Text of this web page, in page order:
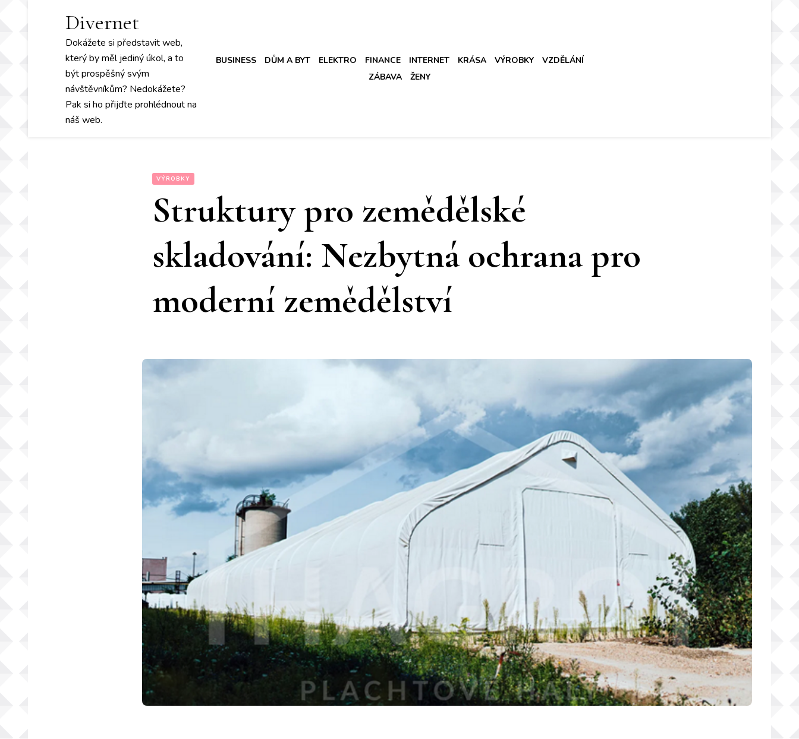
Divernet
Dokážete si představit web,
který by měl jediný úkol, a to
být prospěšný svým
návštěvníkům? Nedokážete?
Pak si ho přijďte prohlédnout na
náš web.
BUSINESS DŮM A BYT ELEKTRO FINANCE INTERNET KRÁSA VÝROBKY
VZDĚLÁNÍ
ZÁBAVA
ŽENY
VÝROBKY
Struktury pro zemědělské
skladování: Nezbytná ochrana pro
moderní zemědělství